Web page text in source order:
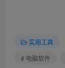
实用工具
# 电脑软件